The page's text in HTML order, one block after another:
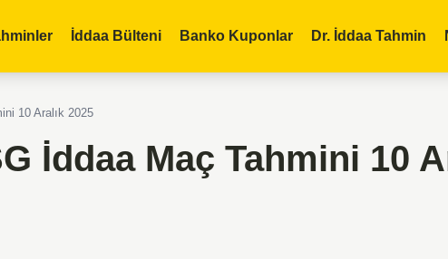
İddaa Bülteni Banko Kuponlar Dr. İddaa Tahmin
10 Aralık 2025
İddaa Maç Tahmini 10